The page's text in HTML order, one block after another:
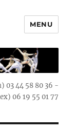
MENU
03 44 58 80 36 -
06 19 55 01 77